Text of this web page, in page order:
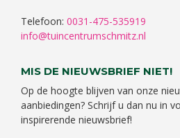
Telefoon: 0031-475-535919
info@tuincentrumschmitz.nl
MIS DE NIEUWSBRIEF NIET!
Op de hoogte blijven van onze
aanbiedingen? Schrijf u dan nu in
inspirerende nieuwsbrief!